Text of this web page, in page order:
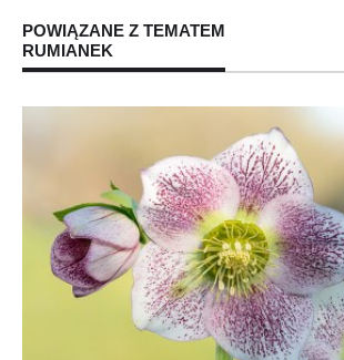
POWIĄZANE Z TEMATEM
RUMIANEK